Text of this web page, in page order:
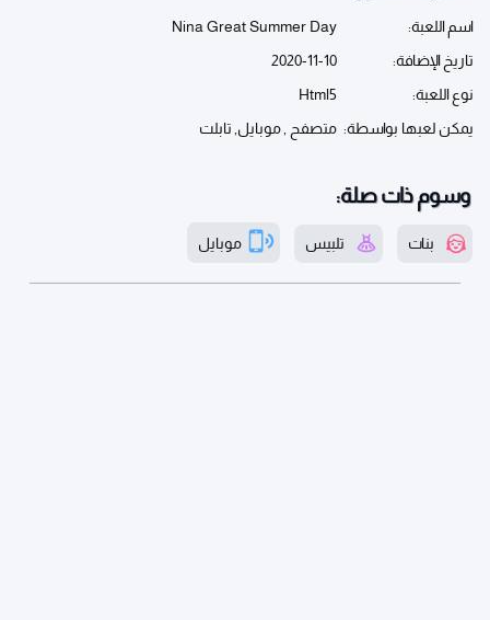
اسم اللعبة:
Nina Great Summer Day
تاريخ الإضافة:
2020-11-10
نوع اللعبة:
Html5
يمكن لعبها بواسطة: متصفح , موبايل, تابلت
وسوم ذات صلة:
بنات تلبيس موبايل